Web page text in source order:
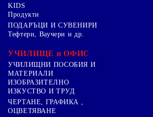
KIDS
Продукти
ПОДАРЪЦИ И СУВЕНИРИ
Тефтери, Ваучери и др.
УЧИЛИЩЕ и ОФИС
УЧИЛИЩНИ ПОСОБИЯ И
МАТЕРИАЛИ
ИЗОБРАЗИТЕЛНО
ИЗКУСТВО И ТРУД
ЧЕРТАНЕ, ГРАФИКА ,
ОЦВЕТЯВАНЕ